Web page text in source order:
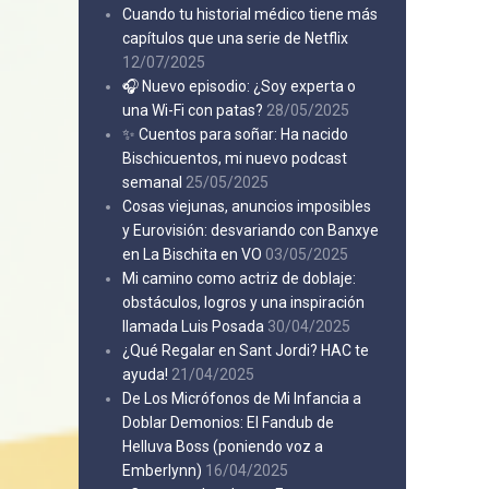
Cuando tu historial médico tiene más
capítulos que una serie de Netflix
12/07/2025
🎧 Nuevo episodio: ¿Soy experta o
una Wi-Fi con patas? 28/05/2025
✨ Cuentos para soñar: Ha nacido
Bischicuentos, mi nuevo podcast
semanal 25/05/2025
Cosas viejunas, anuncios imposibles
y Eurovisión: desvariando con Banxye
en La Bischita en VO 03/05/2025
Mi camino como actriz de doblaje:
obstáculos, logros y una inspiración
llamada Luis Posada 30/04/2025
¿Qué Regalar en Sant Jordi? HAC te
ayuda! 21/04/2025
De Los Micrófonos de Mi Infancia a
Doblar Demonios: El Fandub de
Helluva Boss (poniendo voz a
Emberlynn) 16/04/2025